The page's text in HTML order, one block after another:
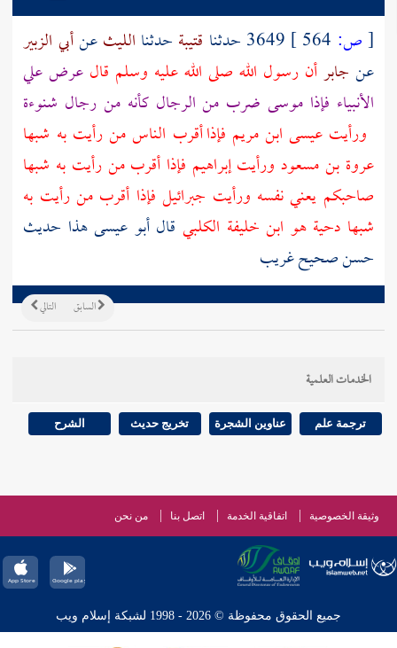
[ص: 3649 حدثنا قتيبة حدثنا الليثعنأبي الزبير
عن جابرأن رسول الله صلى الله عليه وسلم قال عرض علي
الأنبياء فإذا موسى ضرب من الرجال كأنه من رجال شنوءة
ورأيت عيسى ابن مريم فإذا أقرب الناس من رأيت به شبها
عروة بن مسعود ورأيتإبراهيم فإذا أقرب من رأيت به شبها
صاحبكم يعني نفسه ورأيت جبرائيل فإذا أقرب من رأيت به
شبها دحيةهو ابن خليفة الكلبي قال أبو عيسى هذا حديث
حسن صحيح غريب
التالي السابق
الخدمات العلمية
ترجمة علم عناوين الشجرة تخريج حديث الشرح
وثيقة الخصوصية اتفاقية الخدمة اتصل بنا من نحن
جميع الحقوق محفوظة © 2026 - 1998 لشبكة إسلام ويب